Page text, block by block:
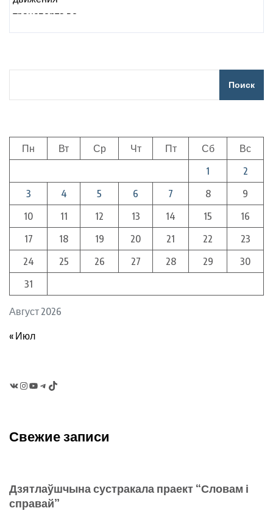
Поиск
Август 2026
Пн Вт Ср Чт Пт Сб
Вс
1
2
3
4 5 6 7 8
9
10
11 12 13 14 15
16
17
18 19 20 21 22
23
24
25 26 27 28 29
30
31
« Июл
Instagram
YouTubeTelegram
TikTok
Свежие записи
Дзятлаўшчына сустракала праект “Словам і
справай”